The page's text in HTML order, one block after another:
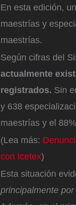
En esta edición,
maestrías y
maestrías.
Según cifras del
actualmente
registrados. Sin
y 638
maestrías y el
(Lea más:
con Icetex)
Esta situación
principalmente